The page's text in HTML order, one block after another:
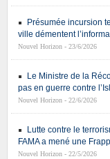
Présumée incursion
ville démentent
Nouvel Horizon - 23/6/2026
Le Ministre de la
pas en guerre contre
Nouvel Horizon - 22/6/2026
Lutte contre le
FAMA a mené une
Nouvel Horizon - 22/5/2026